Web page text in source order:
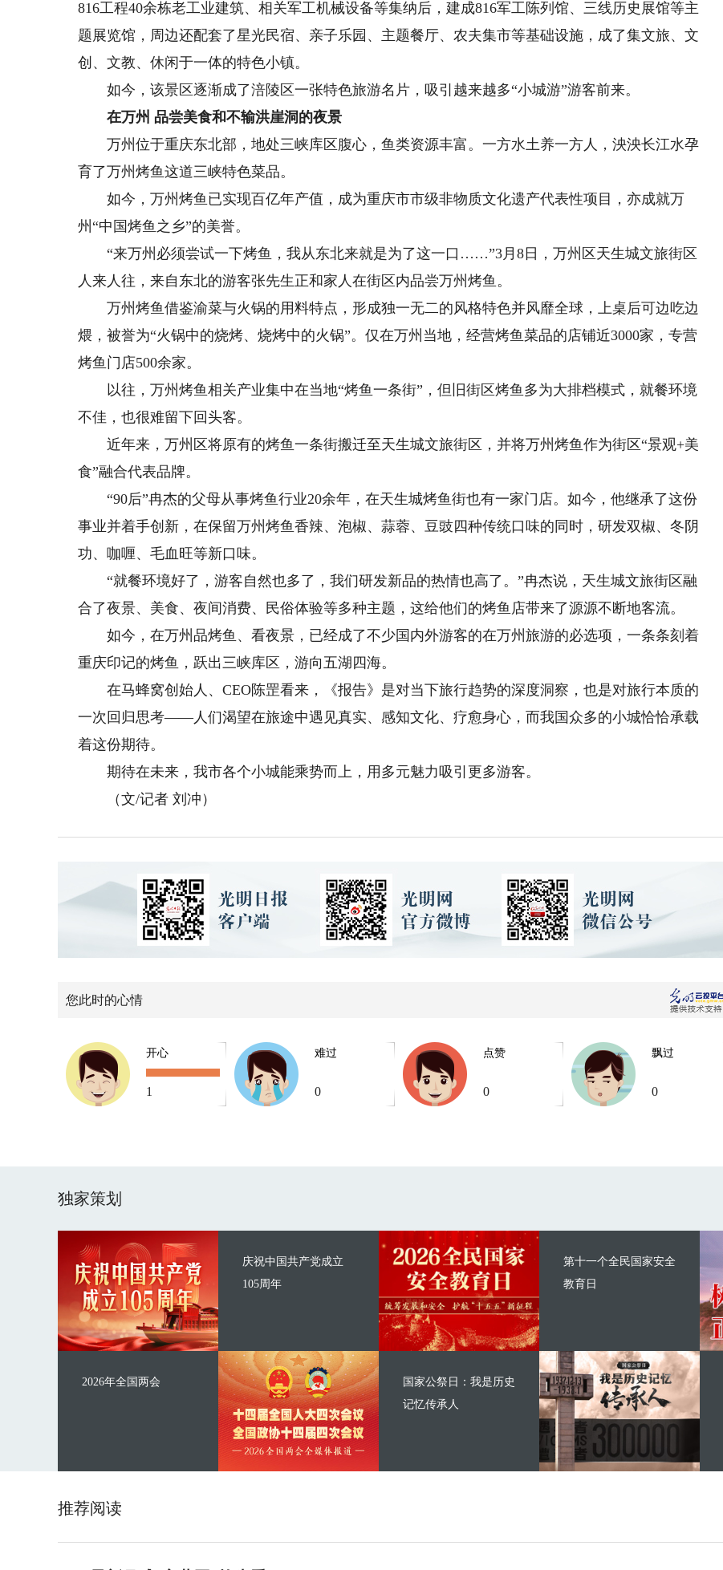
816工程40余栋老工业建筑、相关军工机械设备等集纳后，建成816军工陈列馆、三线历史展馆等主
题展览馆，周边还配套了星光民宿、亲子乐园、主题餐厅、农夫集市等基础设施，成了集文旅、文
创、文教、休闲于一体的特色小镇。
如今，该景区逐渐成了涪陵区一张特色旅游名片，吸引越来越多“小城游”游客前来。
在万州 品尝美食和不输洪崖洞的夜景
万州位于重庆东北部，地处三峡库区腹心，鱼类资源丰富。一方水土养一方人，泱泱长江水孕
育了万州烤鱼这道三峡特色菜品。
如今，万州烤鱼已实现百亿年产值，成为重庆市市级非物质文化遗产代表性项目，亦成就万
州“中国烤鱼之乡”的美誉。
“来万州必须尝试一下烤鱼，我从东北来就是为了这一口……”3月8日，万州区天生城文旅街区
人来人往，来自东北的游客张先生正和家人在街区内品尝万州烤鱼。
万州烤鱼借鉴渝菜与火锅的用料特点，形成独一无二的风格特色并风靡全球，上桌后可边吃边
煨，被誉为“火锅中的烧烤、烧烤中的火锅”。仅在万州当地，经营烤鱼菜品的店铺近3000家，专营
烤鱼门店500余家。
以往，万州烤鱼相关产业集中在当地“烤鱼一条街”，但旧街区烤鱼多为大排档模式，就餐环境
不佳，也很难留下回头客。
近年来，万州区将原有的烤鱼一条街搬迁至天生城文旅街区，并将万州烤鱼作为街区“景观+美
食”融合代表品牌。
“90后”冉杰的父母从事烤鱼行业20余年，在天生城烤鱼街也有一家门店。如今，他继承了这份
事业并着手创新，在保留万州烤鱼香辣、泡椒、蒜蓉、豆豉四种传统口味的同时，研发双椒、冬阴
功、咖喱、毛血旺等新口味。
“就餐环境好了，游客自然也多了，我们研发新品的热情也高了。”冉杰说，天生城文旅街区融
合了夜景、美食、夜间消费、民俗体验等多种主题，这给他们的烤鱼店带来了源源不断地客流。
如今，在万州品烤鱼、看夜景，已经成了不少国内外游客的在万州旅游的必选项，一条条刻着
重庆印记的烤鱼，跃出三峡库区，游向五湖四海。
在马蜂窝创始人、CEO陈罡看来，《报告》是对当下旅行趋势的深度洞察，也是对旅行本质的
一次回归思考——人们渴望在旅途中遇见真实、感知文化、疗愈身心，而我国众多的小城恰恰承载
着这份期待。
期待在未来，我市各个小城能乘势而上，用多元魅力吸引更多游客。
（文/记者 刘冲）
您此时的心情
开心
1
难过
0
点赞
0
飘过
0
独家策划
庆祝中国共产党成立
105周年
2026年全国两会
第十一个全民国家安全
教育日
国家公祭日：我是历史
记忆传承人
推荐阅读